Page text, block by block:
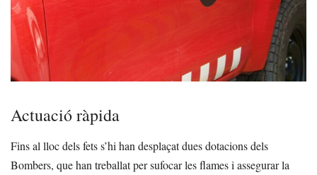
Actuació ràpida
Fins al lloc dels fets s’hi han desplaçat dues dotacions dels
Bombers, que han treballat per sufocar les flames i assegurar la